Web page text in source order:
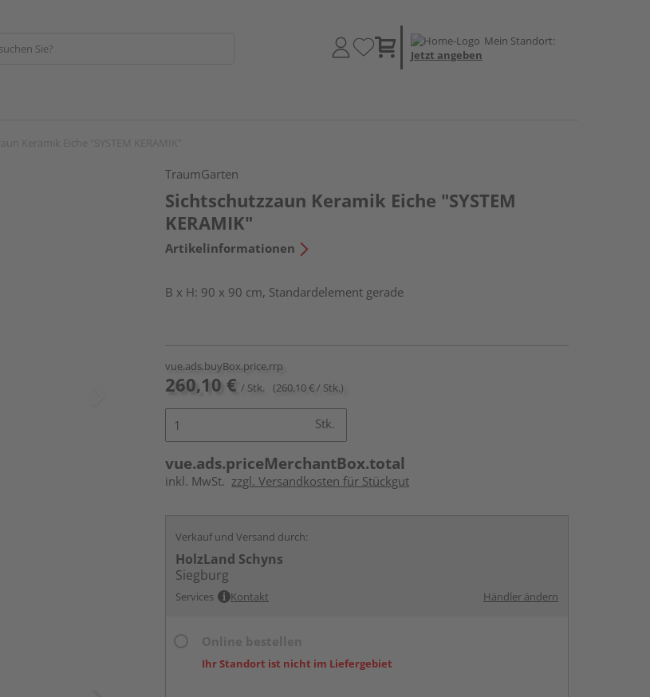
Mein Standort:
Jetzt angeben
TraumGarten
Sichtschutzzaun Keramik Eiche "SYSTEM
KERAMIK"
Artikelinformationen
B x H: 90 x 90 cm, Standardelement gerade
vue.ads.buyBox.price.rrp
260,10 € / Stk. (260,10 € / Stk.)
Stk.
vue.ads.priceMerchantBox.total
inkl. MwSt. zzgl. Versandkosten für Stückgut
Verkauf und Versand durch:
HolzLand Schyns
Siegburg
Services Kontakt Händler ändern
Ihr Standort ist nicht im Liefergebiet